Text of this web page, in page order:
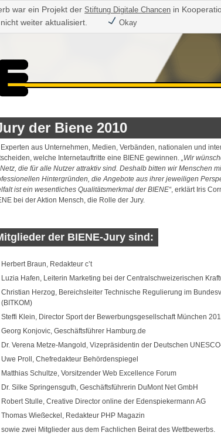
war ein Projekt der Stiftung Digitale Chancen in
weiter aktualisiert.
Okay
der Biene 2010
aus Unternehmen, Medien, Verbänden, nationalen und
welche Internetauftritte eine BIENE gewinnen. Wir
die für alle Nutzer attraktiv sind. Deshalb bitten wir Menschen
Hintergründen, die Angebote aus ihrer jeweiligen
ist ein wesentliches Qualitätsmerkmal der BIENE , erklärt Iris
bei der Aktion Mensch, die Rolle der Jury.
der BIENE-Jury sind:
Herbert Braun, Redakteurc’t
Luzia Hafen, Leiterin Marketing bei der Centralschweizerischen
Christian Herzog, Bereichsleiter Technische Regulierung im
(BITKOM)
Steffi Klein, Director Sport der Bewerbungsgesellschaft München
Georg Konjovic, Geschäftsführer Hamburg.de
Dr. Verena Metze-Mangold, Vizepräsidentin der Deutschen UNESCO
Uwe Proll, Chefredakteur Behördenspiegel
Matthias Schultze, VorsitzenderWeb Excellence Forum
Dr. Silke Springensguth, Geschäftsführerin DuMont Net GmbH
Robert Stulle,Creative Director online der EdenspiekermannAG
Thomas Wießeckel, Redakteur PHP Magazin
sowie zwei Mitglieder aus dem Fachlichen Beirat des Wettbewerbs.